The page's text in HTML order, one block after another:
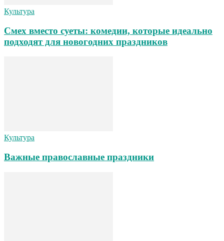
Культура
Смех вместо суеты: комедии, которые идеально
подходят для новогодних праздников
Культура
Важные православные праздники